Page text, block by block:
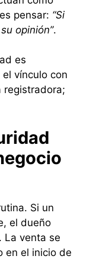
pensar: “Si
opinión”.
es
vínculo con
registradora;
Si un
el dueño
La venta se
en el inicio de